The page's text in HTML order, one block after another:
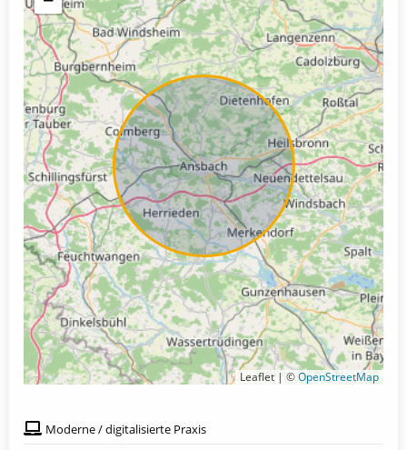
Leaflet | ©OpenStreetMap
Moderne / digitalisierte Praxis